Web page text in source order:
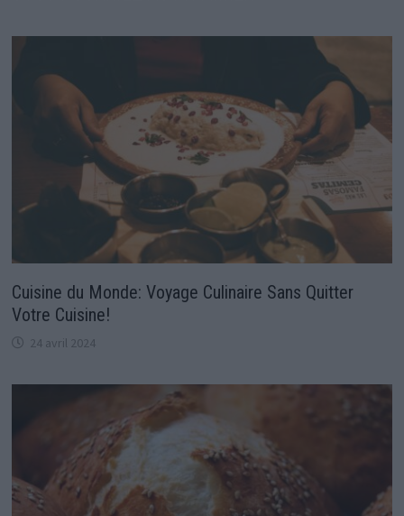
Cuisine du Monde: Voyage Culinaire Sans Quitter
Votre Cuisine!
24 avril 2024